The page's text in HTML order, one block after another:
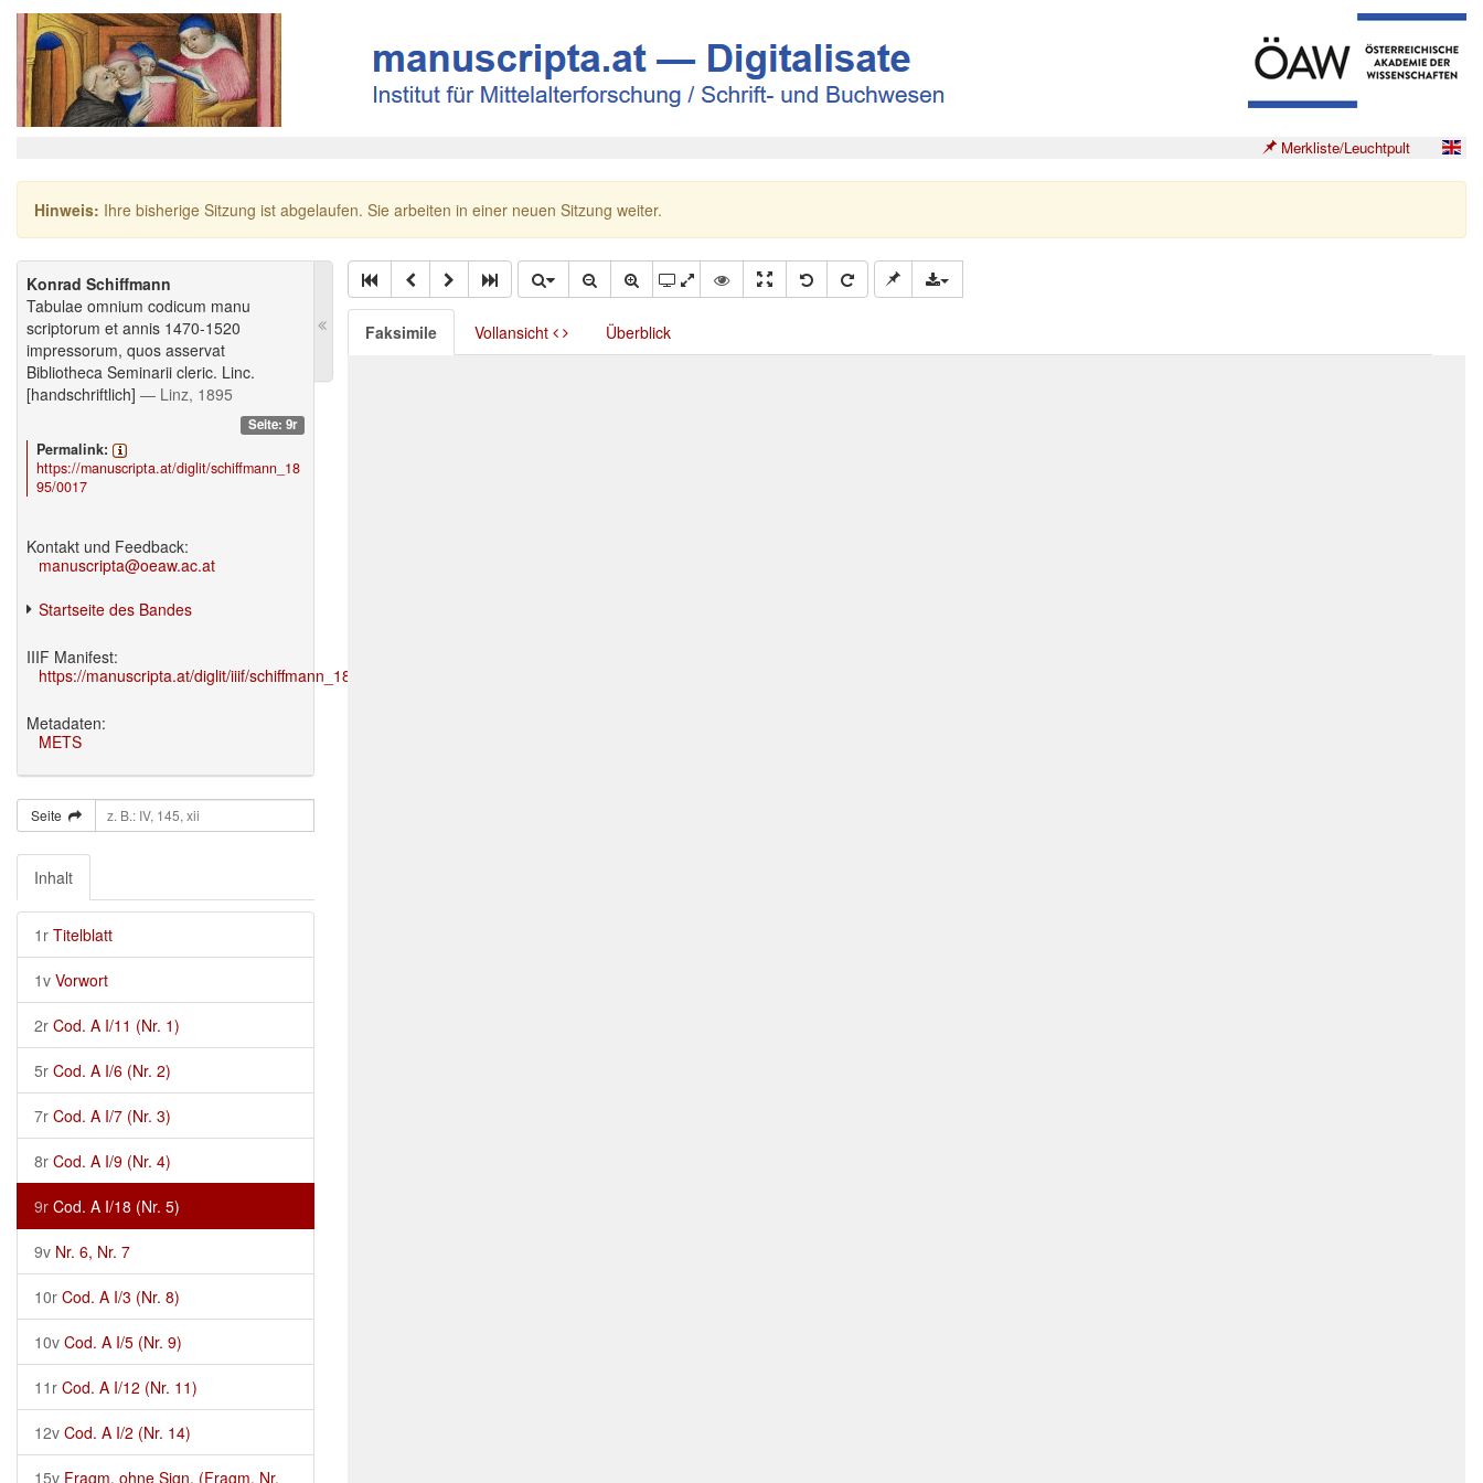
Merkliste/Leuchtpult
Hinweis: Ihre bisherige Sitzung ist abgelaufen. Sie arbeiten in einer neuen Sitzung weiter.
Konrad Schiffmann
Tabulae omnium codicum manu
scriptorum et annis 1470-1520
impressorum, quos asservat
Bibliotheca Seminarii cleric. Linc.
[handschriftlich] — Linz, 1895
Seite: 9r
Permalink:
https://manuscripta.at/diglit/schiffmann_18
95/0017
Kontakt und Feedback:
manuscripta@oeaw.ac.at
Startseite des Bandes
IIIF Manifest:
https://manuscripta.at/diglit/iiif/schiffmann_1895/manifest.json
Metadaten:
METS
Seite
Inhalt
1r Titelblatt
1v Vorwort
2r Cod. A I/11 (Nr. 1)
5r Cod. A I/6 (Nr. 2)
7r Cod. A I/7 (Nr. 3)
8r Cod. A I/9 (Nr. 4)
9r Cod. A I/18 (Nr. 5)
9v Nr. 6, Nr. 7
10r Cod. A I/3 (Nr. 8)
10v Cod. A I/5 (Nr. 9)
11r Cod. A I/12 (Nr. 11)
12v Cod. A I/2 (Nr. 14)
15v Fragm. ohne Sign. (Fragm. Nr.
Faksimile Vollansicht Überblick